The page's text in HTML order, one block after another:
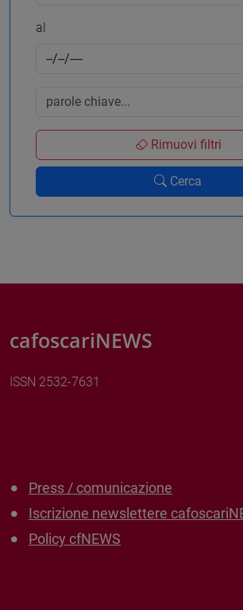
al
Rimuovi filtri
Cerca
cafoscariNEWS
ISSN 2532-7631
Press / comunicazione
Iscrizione newslettere
Policy cfNEWS